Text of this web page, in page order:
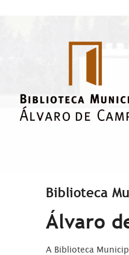
Biblioteca
Álvaro
A Biblioteca